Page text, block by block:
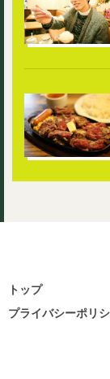
トップ
プライバシーポリ